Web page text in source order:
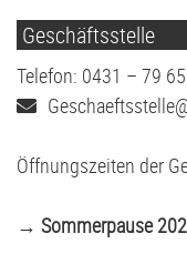
Geschäftsstelle
Telefon: 0431 – 79
Öffnungszeiten der
→ Sommerpause